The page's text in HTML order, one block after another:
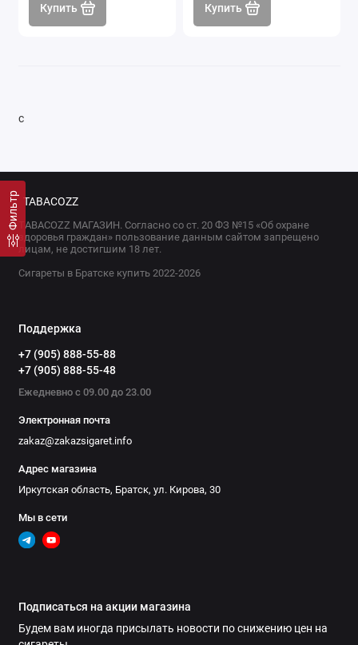
Фильтр
Купить Купить
с
TABACOZZ
TABACOZZ МАГАЗИН. Согласно со ст. 20 ФЗ №15 «Об охране
здоровья граждан» пользование данным сайтом запрещено
лицам, не достигшим 18 лет.
Сигареты в Братске купить 2022-2026
Поддержка
+7 (905) 888-55-88
+7 (905) 888-55-48
Ежедневно с 09.00 до 23.00
Электронная почта
zakaz@zakazsigaret.info
Адрес магазина
Иркутская область, Братск, ул. Кирова, 30
Мы в сети
Подписаться на акции магазина
Будем вам иногда присылать новости по снижению цен на